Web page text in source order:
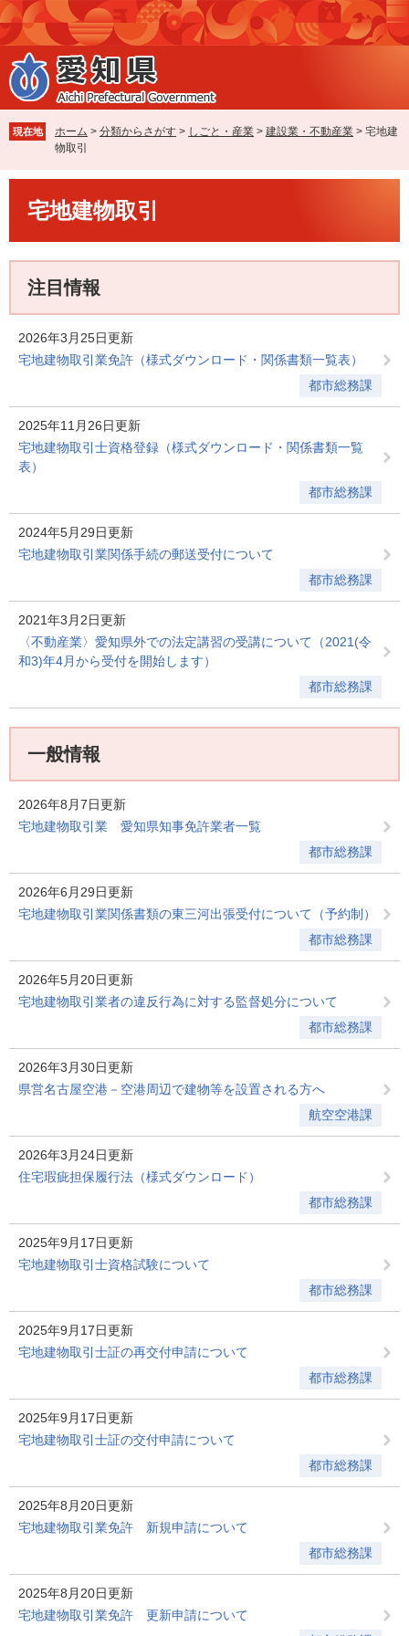
ペ
ー
ジ
の
先
で
す
メ
ニ
ュ
ー
を
ば
し
本
現在地 ホーム > 分類からさがす > しごと・産業 > 建設業・不動産業 > 宅地建
物取引
宅地建物取引
注目情報
2026年3月25日更新
宅地建物取引業免許（様式ダウンロード・関係書類一覧表）
都市総務課
2025年11月26日更新
宅地建物取引士資格登録（様式ダウンロード・関係書類一覧
表）
都市総務課
2024年5月29日更新
宅地建物取引業関係手続の郵送受付について
都市総務課
2021年3月2日更新
〈不動産業〉愛知県外での法定講習の受講について（2021(令
和3)年4月から受付を開始します）
都市総務課
一般情報
2026年8月7日更新
宅地建物取引業 愛知県知事免許業者一覧
都市総務課
2026年6月29日更新
宅地建物取引業関係書類の東三河出張受付について（予約制）
都市総務課
2026年5月20日更新
宅地建物取引業者の違反行為に対する監督処分について
都市総務課
2026年3月30日更新
県営名古屋空港－空港周辺で建物等を設置される方へ
航空空港課
2026年3月24日更新
住宅瑕疵担保履行法（様式ダウンロード）
都市総務課
2025年9月17日更新
宅地建物取引士資格試験について
都市総務課
2025年9月17日更新
宅地建物取引士証の再交付申請について
都市総務課
2025年9月17日更新
宅地建物取引士証の交付申請について
都市総務課
2025年8月20日更新
宅地建物取引業免許 新規申請について
都市総務課
2025年8月20日更新
宅地建物取引業免許 更新申請について